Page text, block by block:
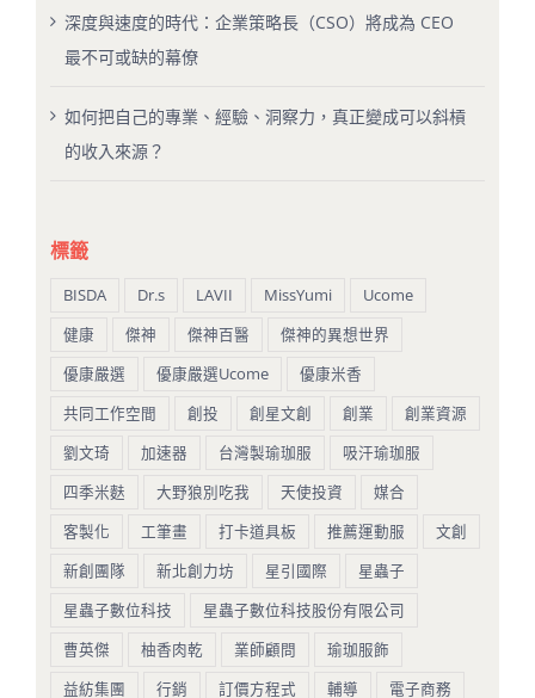
深度與速度的時代：企業策略長（CSO）將成為 CEO
最不可或缺的幕僚
如何把自己的專業、經驗、洞察力，真正變成可以斜槓
的收入來源？
標籤
BISDA Dr.s LAVII MissYumi
Ucome
健康
傑神 傑神百醫
傑神的異想世界
優康嚴選
優康嚴選Ucome
優康米香
共同工作空間
創投 創星文創 創業
創業資源
劉文琦
加速器 台灣製瑜珈服
吸汗瑜珈服
四季米麩
大野狼別吃我 天使投資
媒合
客製化
工筆畫 打卡道具板 推薦運動服
文創
新創團隊
新北創力坊 星引國際
星蟲子
星蟲子數位科技
星蟲子數位科技股份有限公司
曹英傑
柚香肉乾 業師顧問
瑜珈服飾
益紡集團
行銷 訂價方程式 輔導 電子商務